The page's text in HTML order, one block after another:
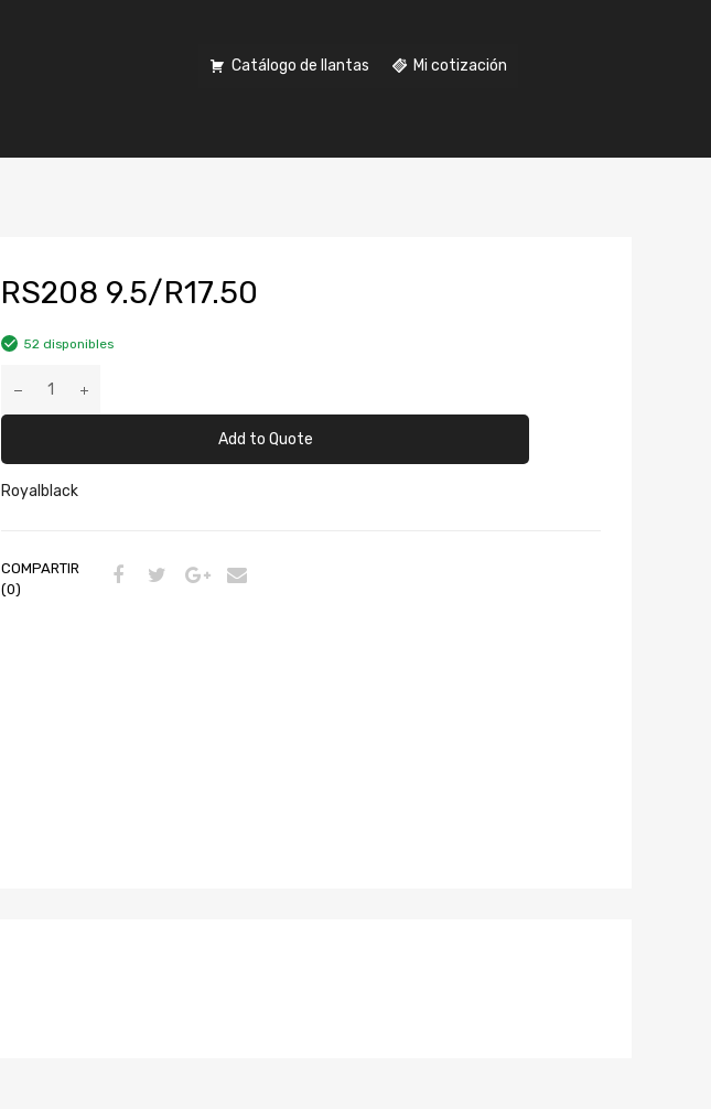
Mi cotización
Catálogo de llantas
RS208 9.5/R17.50
52 disponibles
Add to Quote
Royalblack
COMPARTIR
(0)